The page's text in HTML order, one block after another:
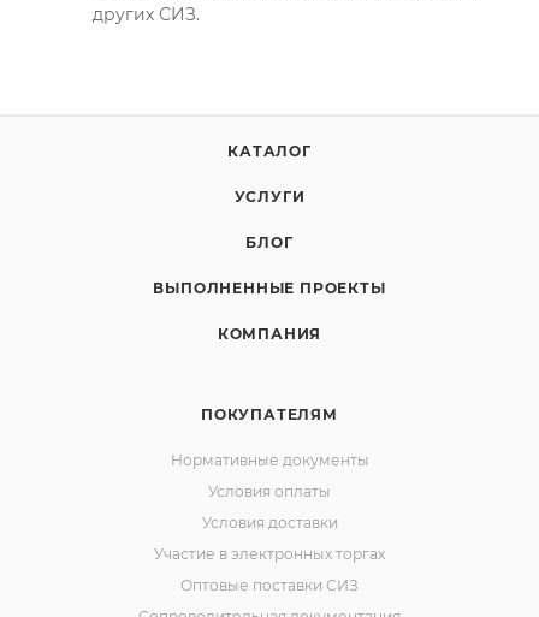
других СИЗ.
КАТАЛОГ
УСЛУГИ
БЛОГ
ВЫПОЛНЕННЫЕ ПРОЕКТЫ
КОМПАНИЯ
ПОКУПАТЕЛЯМ
Нормативные документы
Условия оплаты
Условия доставки
Участие в электронных торгах
Оптовые поставки СИЗ